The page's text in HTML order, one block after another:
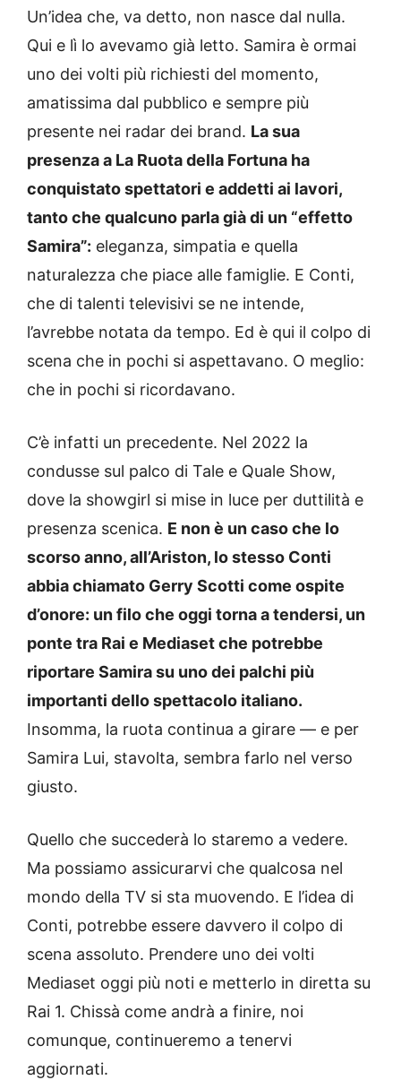
Un’idea che, va detto, non nasce dal nulla.
Qui e lì lo avevamo già letto. Samira è ormai
uno dei volti più richiesti del momento,
amatissima dal pubblico e sempre più
presente nei radar dei brand. La sua
presenza a La Ruota della Fortuna ha
conquistato spettatori e addetti ai lavori,
tanto che qualcuno parla già di un “effetto
Samira”: eleganza, simpatia e quella
naturalezza che piace alle famiglie. E Conti,
che di talenti televisivi se ne intende,
l’avrebbe notata da tempo. Ed è qui il colpo di
scena che in pochi si aspettavano. O meglio:
che in pochi si ricordavano.
C’è infatti un precedente. Nel 2022 la
condusse sul palco di Tale e Quale Show,
dove la showgirl si mise in luce per duttilità e
presenza scenica. E non è un caso che lo
scorso anno, all’Ariston, lo stesso Conti
abbia chiamato Gerry Scotti come ospite
d’onore: un filo che oggi torna a tendersi, un
ponte tra Rai e Mediaset che potrebbe
riportare Samira su uno dei palchi più
importanti dello spettacolo italiano.
Insomma, la ruota continua a girare — e per
Samira Lui, stavolta, sembra farlo nel verso
giusto.
Quello che succederà lo staremo a vedere.
Ma possiamo assicurarvi che qualcosa nel
mondo della TV si sta muovendo. E l’idea di
Conti, potrebbe essere davvero il colpo di
scena assoluto. Prendere uno dei volti
Mediaset oggi più noti e metterlo in diretta su
Rai 1. Chissà come andrà a finire, noi
comunque, continueremo a tenervi
aggiornati.